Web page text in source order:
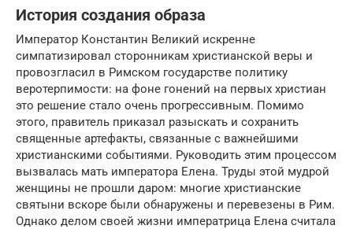
История создания образа
Император Константин Великий искренне
симпатизировал сторонникам христианской веры и
провозгласил в Римском государстве политику
веротерпимости: на фоне гонений на первых христиан
это решение стало очень прогрессивным. Помимо
этого, правитель приказал разыскать и сохранить
священные артефакты, связанные с важнейшими
христианскими событиями. Руководить этим процессом
вызвалась мать императора Елена. Труды этой мудрой
женщины не прошли даром: многие христианские
святыни вскоре были обнаружены и перевезены в Рим.
Однако делом своей жизни императрица Елена считала